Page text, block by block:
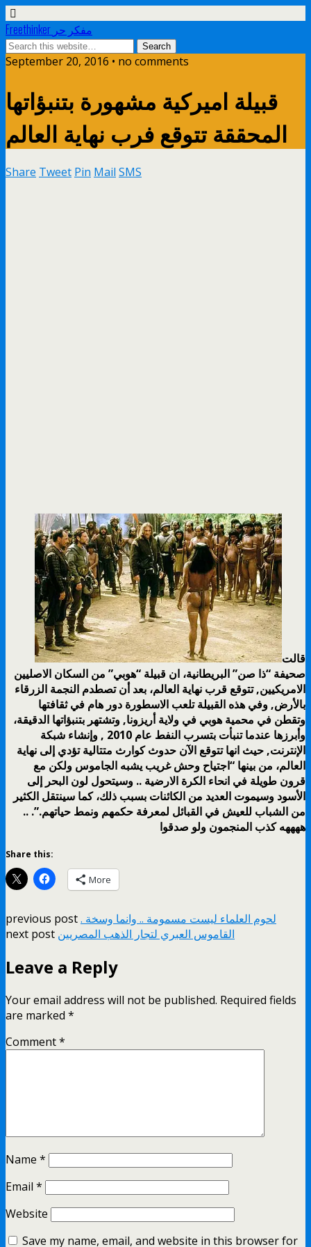
Freethinker مفكر حر
September 20, 2016 • no comments
قبيلة اميركية مشهورة بتنبؤاتها
المحققة تتوقع فرب نهاية العالم
Share Tweet Pin Mail SMS
قالت
صحيفة “ذا صن” البريطانية، ان قبيلة “هوبي” من السكان الاصليين
الامريكيين, تتوقع قرب نهاية العالم، بعد أن تصطدم النجمة الزرقاء
بالأرض, وفي هذه القبيلة تلعب الاسطورة دور هام في ثقافتها
وتقطن في محمية هوبي في ولاية أريزونا, وتشتهر بتنبؤاتها الدقيقة،
وأبرزها عندما تنبأت بتسرب النفط عام 2010 , وإنشاء شبكة
الإنترنت, حيث انها تتوقع الآن حدوث كوارث متتالية تؤدي إلى نهاية
العالم، من بينها “اجتياح وحش غريب يشبه الجاموس ولكن مع
قرون طويلة في انحاء الكرة الارضية .. وسيتحول لون البحر إلى
الأسود وسيموت العديد من الكائنات بسبب ذلك، كما سينتقل الكثير
من الشباب للعيش في القبائل لمعرفة حكمهم ونمط حياتهم.”. ..
ههههه كذب المنجمون ولو صدقوا
Share this:
More
previous post . لحوم العلماء ليست مسمومة .. وانما وسخة
next post القاموس العبري لتجار الذهب المصريين
Leave a Reply
Your email address will not be published. Required fields
are marked *
Comment*
Name *
Email *
Website
Save my name, email, and website in this browser for